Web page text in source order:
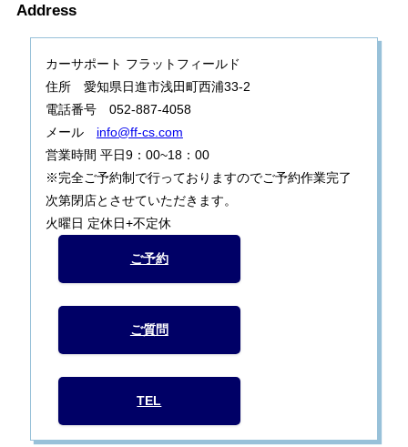
Address
カーサポート フラットフィールド
住所 愛知県日進市浅田町西浦33-2
電話番号 052-887-4058
メール info@ff-cs.com
営業時間 平日9：00~18：00
※完全ご予約制で行っておりますのでご予約作業完了
次第閉店とさせていただきます。
火曜日 定休日+不定休
ご予約
ご質問
TEL